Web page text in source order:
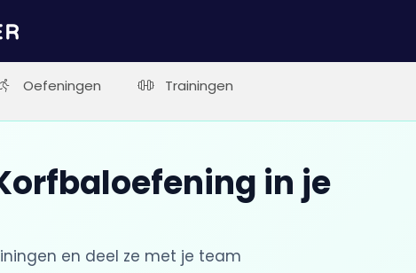
Oefeningen Trainingen
in je
en deel ze met je team